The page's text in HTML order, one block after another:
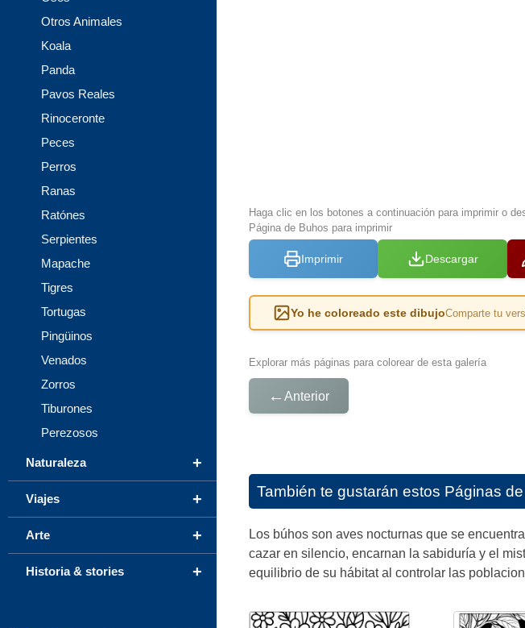
Haga clic en los botones a continuación para imprimir o
Página de Buhos para imprimir
Imprimir Descargar
Yo he coloreado este dibujoComparte tu
Explorar más páginas para colorear de esta galería
← Anterior
También te gustarán estos Páginas
Los búhos son aves nocturnas que se
cazar en silencio, encarnan la sabiduría y el
equilibrio de su hábitat al controlar las
Otros Animales
Koala
Panda
Pavos Reales
Rinoceronte
Peces
Perros
Ranas
Ratónes
Serpientes
Mapache
Tigres
Tortugas
Pingüinos
Venados
Zorros
Tiburones
Perezosos
+
Naturaleza
+
Viajes
+
Arte
+
Historia & stories